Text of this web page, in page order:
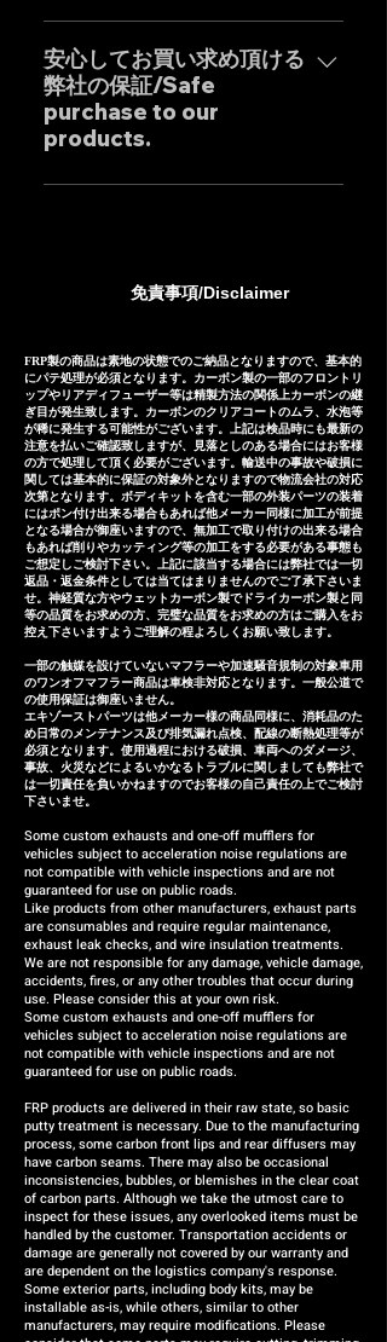
design by our dedicated in-
house Japanese designers,
ensuring high precision and
outstanding cost
performance.
feel free to contact us
individually.
りますので発送地域により前後致
します。 ・ステンレス製マフラ
ー：25-30日前後 ・チタン製マフ
ラー：35-40日前後 Our Exhaust
are basically tailor-made to
times are as follows. *The
guide including domestic
delivery days in japan, and may
vary depending on the
shipping country. Stainless
steel Exhaust system:
approximately 25-30 days
Titanium Exhaust system:
approximately 35-40 days
業販価格ほぼ全ての商品に設定し
ておりますのでお気軽にご相談く
ださいませ。 Wholesale prices
are set for almost all products,
so please feel free to inquire.
安心してお買い求め頂ける
弊社の保証/Safe
purchase to our
products.
弊社のマフラーは国内外のお客様
密に製作されておりますが、万が
一微調整ができずに取り付けが出
商品の瑕疵などに対しましては代
替品やご返金(返金額はケースバイ
ケース)にてご対応させて頂いてお
ります。 Our exhaust systems
are sold to numerous
customers both domestically
and internationally and are
precisely manufactured based
on extensive fitting data.
However, in the unlikely event
that the exhaust system
cannot be installed due to
inability to make minor
adjustments or if there are
defects within three months of
installation, we will respond by
providing a replacement or a
refund (the refund amount will
be case-by-case).
免責事項/Disclaimer
FRP製の商品は素地の状態でのご納品となりますので、基本的
にパテ処理が必須となります。カーボン製の一部のフロントリ
ップやリアディフューザー等は精製方法の関係上カーボンの継
ぎ目が発生致します。カーボンのクリアコートのムラ、水泡等
が稀に発生する可能性がございます。上記は検品時にも最新の
注意を払いご確認致しますが、見落としのある場合にはお客様
の方で処理して頂く必要がございます。輸送中の事故や破損に
関しては基本的に保証の対象外となりますので物流会社の対応
次第となります。ボディキットを含む一部の外装パーツの装着
にはポン付け出来る場合もあれば他メーカー同様に加工が前提
となる場合が御座いますので、無加工で取り付けの出来る場合
もあれば削りやカッティング等の加工をする必要がある事態も
ご想定しご検討下さい。上記に該当する場合には弊社では一切
返品・返金条件としては当てはまりませんのでご了承下さいま
せ。神経質な方やウェットカーボン製でドライカーボン製と同
等の品質をお求めの方、完璧な品質をお求めの方はご購入をお
控え下さいますようご理解の程よろしくお願い致します。
一部の触媒を設けていないマフラーや加速騒音規制の対象車用
のワンオフマフラー商品は車検非対応となります。一般公道で
の使用保証は御座いません。
エキゾーストパーツは他メーカー様の商品同様に、消耗品のた
め日常のメンテナンス及び排気漏れ点検、配線の断熱処理等が
必須となります。使用過程における破損、車両へのダメージ、
事故、火災などによるいかなるトラブルに関しましても弊社で
は一切責任を負いかねますのでお客様の自己責任の上でご検討
下さいませ。
Some custom exhausts and one-off mufflers for
vehicles subject to acceleration noise regulations are
not compatible with vehicle inspections and are not
guaranteed for use on public roads.
Like products from other manufacturers, exhaust parts
are consumables and require regular maintenance,
exhaust leak checks, and wire insulation treatments.
We are not responsible for any damage, vehicle damage,
accidents, fires, or any other troubles that occur during
use. Please consider this at your own risk.
Some custom exhausts and one-off mufflers for
vehicles subject to acceleration noise regulations are
not compatible with vehicle inspections and are not
guaranteed for use on public roads.
FRP products are delivered in their raw state, so basic
putty treatment is necessary. Due to the manufacturing
process, some carbon front lips and rear diffusers may
have carbon seams. There may also be occasional
inconsistencies, bubbles, or blemishes in the clear coat
of carbon parts. Although we take the utmost care to
inspect for these issues, any overlooked items must be
handled by the customer. Transportation accidents or
damage are generally not covered by our warranty and
are dependent on the logistics company's response.
Some exterior parts, including body kits, may be
installable as-is, while others, similar to other
manufacturers, may require modifications. Please